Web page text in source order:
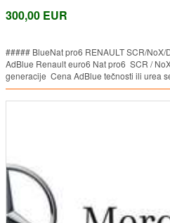
300,00 EUR
##### BlueNat pro6 RENAULT SCR/
AdBlue Renault euro6 Nat pro6 SCR /
generacije Cena AdBlue tečnosti ili urea